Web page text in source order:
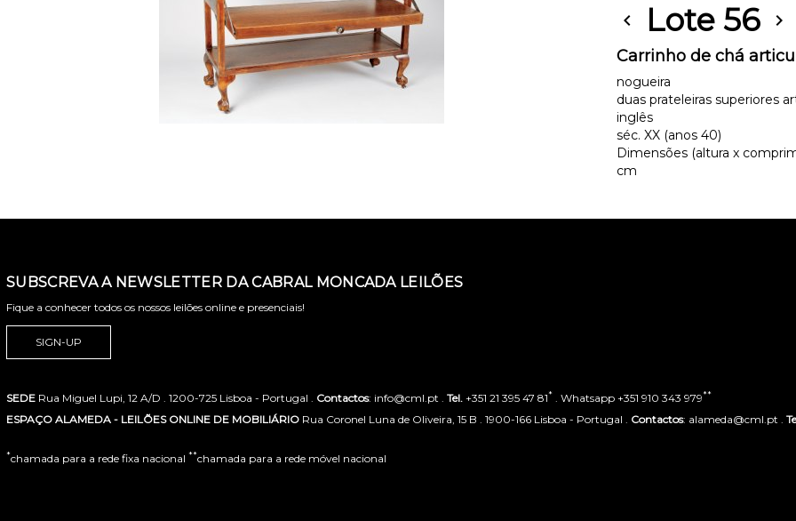
chevron_left Lote 56 chevron_right
Carrinho de chá
nogueira
duas prateleiras superiores
inglês
séc. XX (anos 40)
Dimensões (altura x
cm
SUBSCREVA A NEWSLETTER DA CABRAL MONCADA LEILÕES
Fique a conhecer todos os nossos leilões online e presenciais!
SIGN-UP
SEDE Rua Miguel Lupi, 12 A/D . 1200-725 Lisboa - Portugal . Contactos: info@cml.pt . Tel. +351 21 395 47 81* . Whatsapp +351 910 343 979**
ESPAÇO ALAMEDA - LEILÕES ONLINE DE MOBILIÁRIO Rua Coronel Luna de Oliveira, 15 B . 1900-166 Lisboa - Portugal . Contactos: alameda@cml.pt .
*chamada para a rede fixa nacional **chamada para a rede móvel nacional